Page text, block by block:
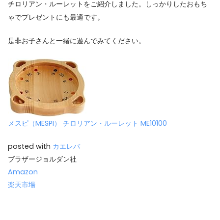
チロリアン・ルーレットをご紹介しました。しっかりしたおもち
ゃでプレゼントにも最適です。
是非お子さんと一緒に遊んでみてください。
メスピ（MESPI） チロリアン・ルーレット ME10100
posted with カエレバ
ブラザージョルダン社
Amazon
楽天市場